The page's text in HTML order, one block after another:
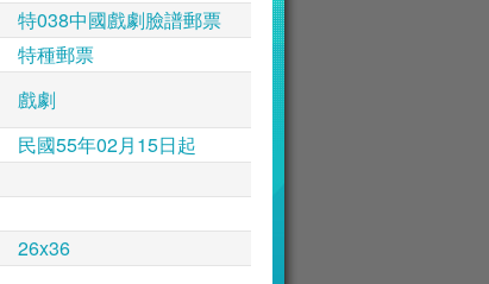
特038中國戲劇臉譜郵票
特種郵票
戲劇
民國55年02月15日起
26x36